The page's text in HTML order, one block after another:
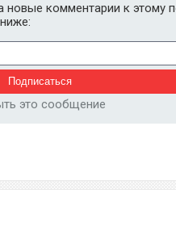
комментарии к этому
это сообщение